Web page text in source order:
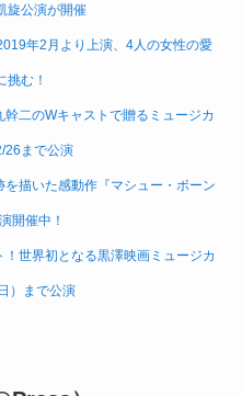
旋公演が開催
年2月より上演、4人の女性の愛
挑む！
二のWキャストで贈るミュージカ
26まで公演
描いた感動作『マシュー・ボーン
開催中！
世界初となる黒澤映画ミュージカ
）まで公演